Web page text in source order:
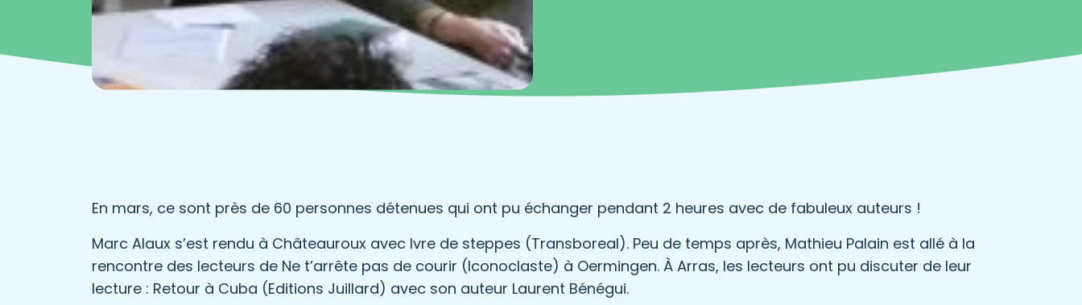
En mars, ce sont près de 60 personnes détenues qui ont pu échanger pendant 2 heures avec de fabuleux auteurs !
Marc Alaux s’est rendu à Châteauroux avec Ivre de steppes (Transboreal). Peu de temps après, Mathieu Palain est allé à la
rencontre des lecteurs de Ne t’arrête pas de courir (Iconoclaste) à Oermingen. À Arras, les lecteurs ont pu discuter de leur
lecture : Retour à Cuba (Editions Juillard) avec son auteur Laurent Bénégui.